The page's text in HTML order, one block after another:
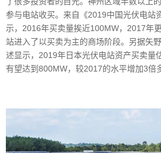
参与电站收买。 来自《2019中国光伏电站
示，2016年买卖量挨近100MW，2017年
站进入了以买卖为主的商场阶段。另据矢
述显示，2019年日本光伏电站资产买卖量
有望达到800MW，较2017的水平增加3倍